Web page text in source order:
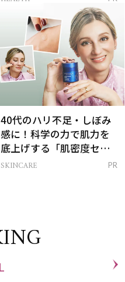
40代のハリ不足・しぼみ
感に！科学の力で肌力を
底上げする「肌密度セラ
ム」
SKINCARE PR